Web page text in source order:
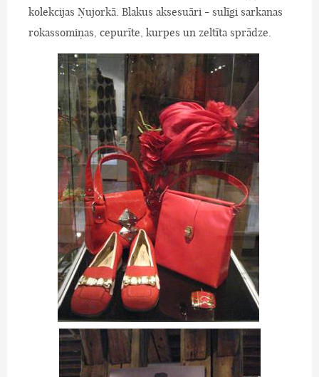
kolekcijas Ņujorkā. Blakus aksesuāri - sulīgi sarkanas
rokassomiņas, cepurīte, kurpes un zeltīta sprādze.